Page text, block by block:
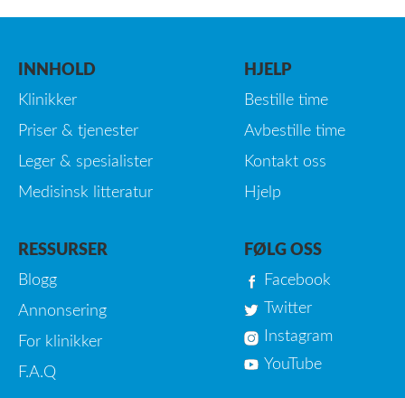
INNHOLD
Klinikker
Priser & tjenester
Leger & spesialister
Medisinsk litteratur
HJELP
Bestille time
Avbestille time
Kontakt oss
Hjelp
RESSURSER
Blogg
Annonsering
For klinikker
F.A.Q
FØLG OSS
Facebook
Twitter
Instagram
YouTube